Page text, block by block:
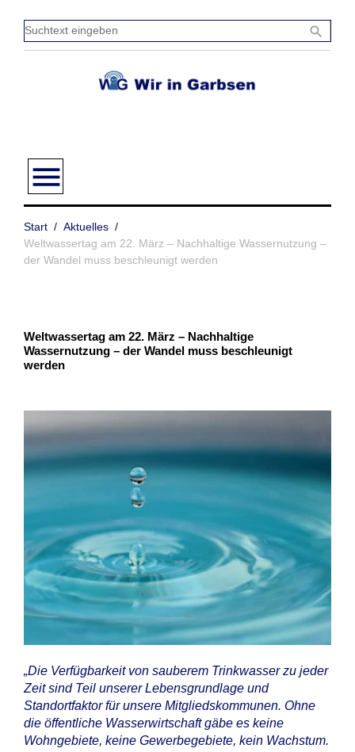
Inhalt
springen
search
menu
Start / Aktuelles /
Weltwassertag am 22. März – Nachhaltige Wassernutzung –
der Wandel muss beschleunigt werden
Weltwassertag am 22. März – Nachhaltige
Wassernutzung – der Wandel muss beschleunigt
werden
„Die Verfügbarkeit von sauberem Trinkwasser zu jeder
Zeit sind Teil unserer Lebensgrundlage und
Standortfaktor für unsere Mitgliedskommunen. Ohne
die öffentliche Wasserwirtschaft gäbe es keine
Wohngebiete, keine Gewerbegebiete, kein Wachstum.